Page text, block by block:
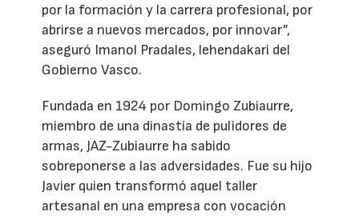
por la formación y la carrera profesional, por
abrirse a nuevos mercados, por innovar”,
aseguró Imanol Pradales, lehendakari del
Gobierno Vasco.
Fundada en 1924 por Domingo Zubiaurre,
miembro de una dinastía de pulidores de
armas, JAZ-Zubiaurre ha sabido
sobreponerse a las adversidades. Fue su hijo
Javier quien transformó aquel taller
artesanal en una empresa con vocación